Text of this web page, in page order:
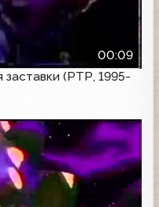
00:09
(РТР, 1995-